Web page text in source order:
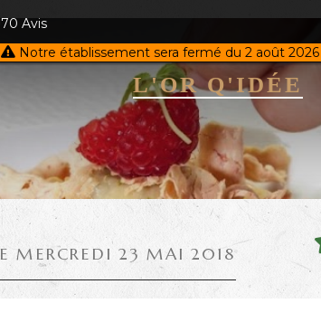
Avis
Notre établissement sera fermé du 2 août 2026
L'OR Q'IDÉE
MERCREDI 23 MAI 2018